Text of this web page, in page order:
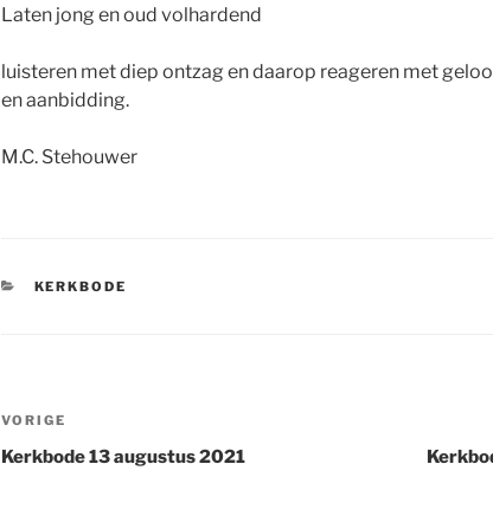
Laten jong en oud volhardend
luisteren met diep ontzag en daarop reageren met
en aanbidding.
M.C. Stehouwer
CATEGORIEËN
KERKBODE
Bericht
navigatie
Vorig
bericht
VORIGE
Kerkbode 13 augustus 2021